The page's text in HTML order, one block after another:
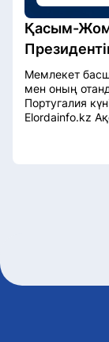
Қасым-
Мемлекет
мен оның
Португалия
Elordainfo.kz